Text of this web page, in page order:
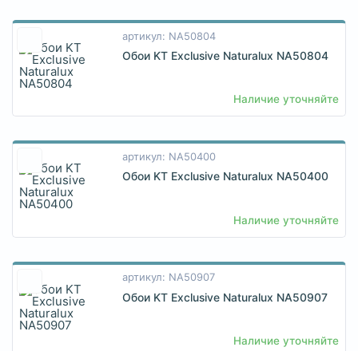
артикул: NA50804
Обои KT Exclusive Naturalux NA50804
Наличие уточняйте
артикул: NA50400
Обои KT Exclusive Naturalux NA50400
Наличие уточняйте
артикул: NA50907
Обои KT Exclusive Naturalux NA50907
Наличие уточняйте